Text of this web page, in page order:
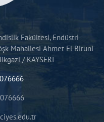
Fakültesi, Endüstri
Mahallesi Ahmet El Biruni
/ KAYSERİ